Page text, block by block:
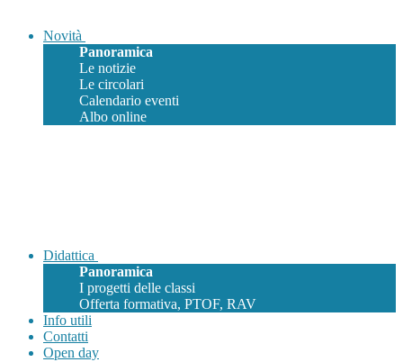
Novità
Panoramica
Le notizie
Le circolari
Calendario eventi
Albo online
Didattica
Panoramica
I progetti delle classi
Offerta formativa, PTOF, RAV
Info utili
Contatti
Open day